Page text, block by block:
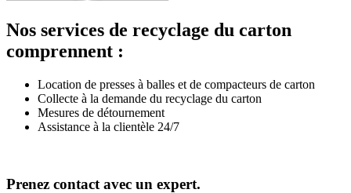
Nos services de recyclage du carton
comprennent :
Location de presses à balles et de compacteurs de carton
Collecte à la demande du recyclage du carton
Mesures de détournement
Assistance à la clientèle 24/7
Prenez contact avec un expert.